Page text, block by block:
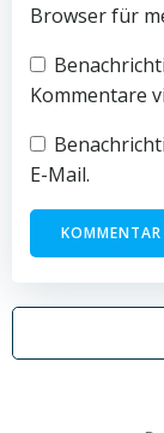
Browser für
Kommentare
E-Mail.
for: